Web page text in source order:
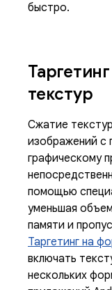
быстро.
текстур
Сжатие
изображений с
графическому
помощью
уменьшая
памяти и
Таргетинг на
включать
нескольких